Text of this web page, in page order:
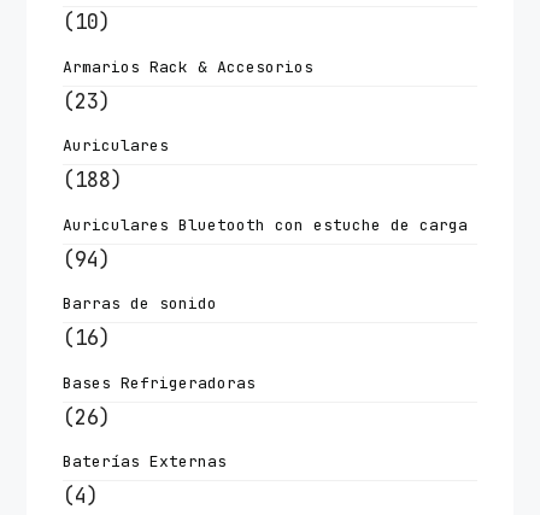
(10)
Armarios Rack & Accesorios
(23)
Auriculares
(188)
Auriculares Bluetooth con estuche de carga
(94)
Barras de sonido
(16)
Bases Refrigeradoras
(26)
Baterías Externas
(4)